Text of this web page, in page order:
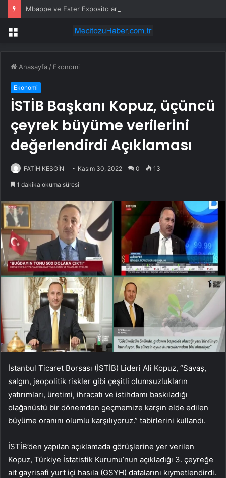
Menü
Anasayfa / Ekonomi
Ekonomi
İSTİB Başkanı Kopuz, üçüncü
çeyrek büyüme verilerini
değerlendirdi Açıklaması
FATİH KESGİN Kasım 30, 2022 0 13
1 dakika okuma süresi
İstanbul Ticaret Borsası (İSTİB) Lideri Ali Kopuz, “Savaş,
salgın, jeopolitik riskler gibi çeşitli olumsuzlukların
yatırımları, üretimi, ihracatı ve istihdamı baskıladığı
olağanüstü bir dönemden geçmemize karşın elde edilen
büyüme oranını olumlu karşılıyoruz.” tabirlerini kullandı.
İSTİB’den yapılan açıklamada görüşlerine yer verilen
Kopuz, Türkiye İstatistik Kurumu’nun açıkladığı 3. çeyreğe
ait gayrisafi yurt içi hasıla (GSYH) datalarını kıymetlendirdi.